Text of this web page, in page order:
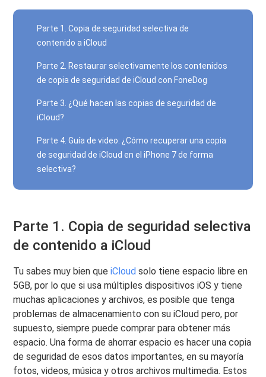
Parte 1. Copia de seguridad selectiva de
contenido a iCloud
Parte 2. Restaurar selectivamente los contenidos
de copia de seguridad de iCloud con FoneDog
Parte 3. ¿Qué hacen las copias de seguridad de
iCloud?
Parte 4. Guía de video: ¿Cómo recuperar una copia
de seguridad de iCloud en el iPhone 7 de forma
selectiva?
Parte 1. Copia de seguridad selectiva
de contenido a iCloud
Tu sabes muy bien queiCloud solo tiene espacio libre en
5GB, por lo que si usa múltiples dispositivos iOS y tiene
muchas aplicaciones y archivos, es posible que tenga
problemas de almacenamiento con su iCloud pero, por
supuesto, siempre puede comprar para obtener más
espacio. Una forma de ahorrar espacio es hacer una copia
de seguridad de esos datos importantes, en su mayoría
fotos, videos, música y otros archivos multimedia. Estos